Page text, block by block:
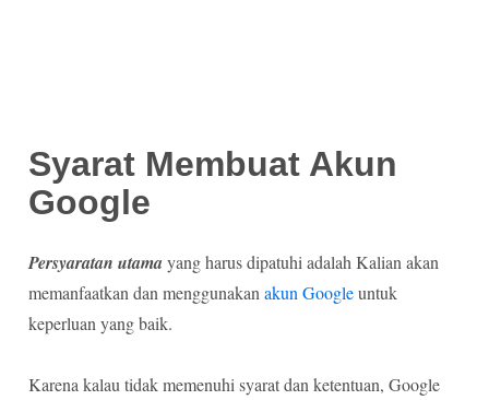
Syarat Membuat Akun
Google
Persyaratan utamayang harus dipatuhi adalah Kalian akan
memanfaatkan dan menggunakanakun Googleuntuk
keperluan yang baik.
Karena kalau tidak memenuhi syarat dan ketentuan, Google